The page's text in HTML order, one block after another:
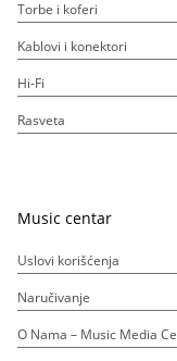
Torbe i koferi
Kablovi i konektori
Hi-Fi
Rasveta
Music centar
Uslovi korišćenja
Naručivanje
O Nama – Music Media